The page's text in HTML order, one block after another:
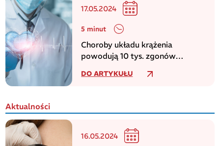
17.05.2024
5 minut
Choroby układu krążenia
powodują 10 tys. zgonów
WHO
DO ARTYKUŁU
Aktualności
16.05.2024